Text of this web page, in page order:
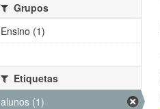
Grupos
Ensino (1)
Etiquetas
alunos (1)